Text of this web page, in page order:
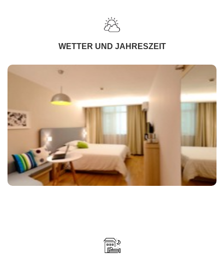
WETTER UND JAHRESZEIT